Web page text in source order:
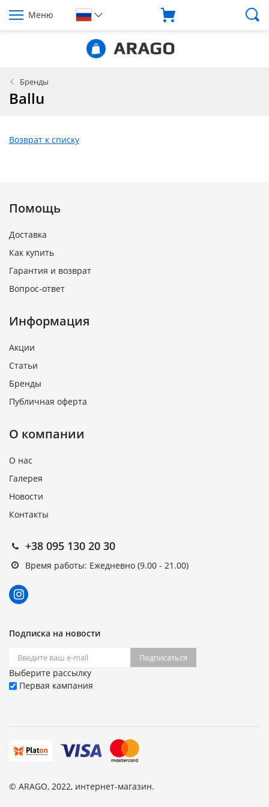
Меню
Бренды
Ballu
Возврат к списку
Помощь
Доставка
Как купить
Гарантия и возврат
Вопрос-ответ
Информация
Акции
Статьи
Бренды
Публичная оферта
О компании
О нас
Галерея
Новости
Контакты
+38 095 130 20 30
Время работы: Ежедневно (9.00 - 21.00)
Подписка на новости
Подписаться
Выберите рассылку
Первая кампания
© ARAGO, 2022, интернет-магазин.